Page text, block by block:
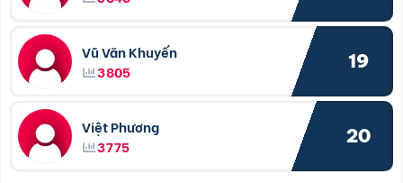
Vũ Văn Khuyến
3805
19
Việt Phương
3775
20